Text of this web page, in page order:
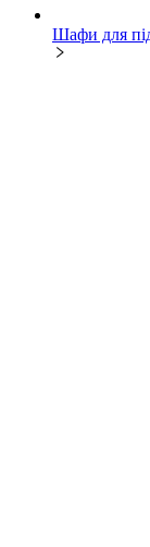
Шафи для